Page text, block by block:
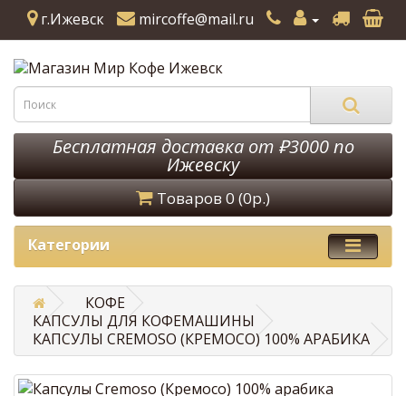
г.Ижевск mircoffe@mail.ru
Бесплатная доставка от ₽3000 по
Ижевску
Товаров 0 (0р.)
Категории
КОФЕ
КАПСУЛЫ ДЛЯ КОФЕМАШИНЫ
КАПСУЛЫ CREMOSO (КРЕМОСО) 100% АРАБИКА